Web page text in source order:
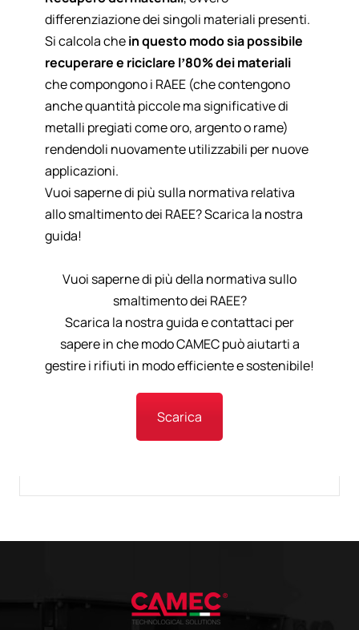
differenziazione dei singoli materiali presenti.
Si calcola chein questo modo sia possibile
recuperare e riciclare l’80% dei materiali
che compongono i RAEE (che contengono
anche quantità piccole ma significative di
metalli pregiati come oro, argento o rame)
rendendoli nuovamente utilizzabili per nuove
applicazioni.
Vuoi saperne di più sulla normativa relativa
allo smaltimento dei RAEE? Scarica la nostra
guida!
Vuoi saperne di più della normativa sullo
smaltimento dei RAEE?
Scarica la nostra guida e contattaci per
sapere in che modo CAMEC può aiutarti a
gestire i rifiuti in modo efficiente e sostenibile!
Scarica